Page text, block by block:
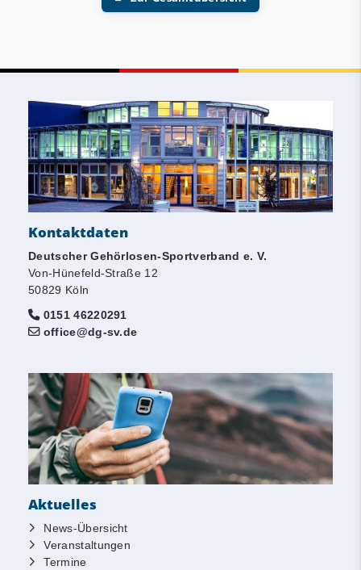
Kontaktdaten
Deutscher Gehörlosen-Sportverband e. V.
Von-Hünefeld-Straße 12
50829 Köln
0151 46220291
office@dg-sv.de
Aktuelles
News-Übersicht
Veranstaltungen
Termine